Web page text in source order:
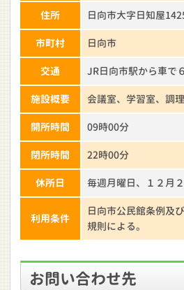
住所 日向市大字日知屋
市町村 日向市
交通 JR日向市駅から車で
施設概要 会議室、学習室、調
開所時間 09時00分
閉所時間 22時00分
休所日 毎週月曜日、１２月
利用条件
日向市公民館条例及
規則による。
お問い合わせ先